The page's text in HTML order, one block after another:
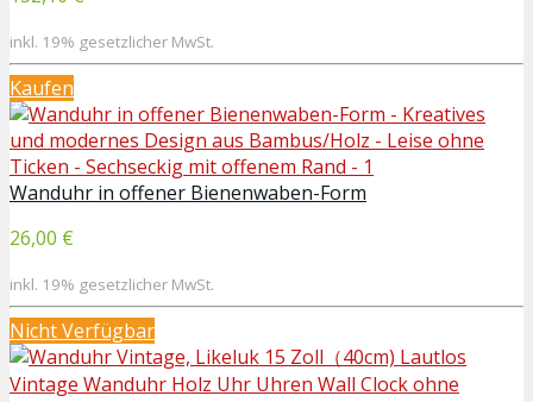
inkl. 19% gesetzlicher MwSt.
Kaufen
Wanduhr in offener Bienenwaben-Form
26,00 €
inkl. 19% gesetzlicher MwSt.
Nicht Verfügbar